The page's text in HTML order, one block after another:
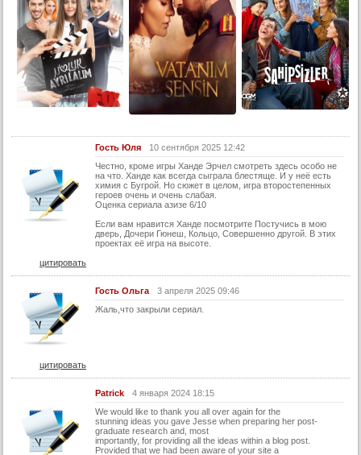
Гость Юля
10 сентября 2025 12:42
Честно, кроме игры Ханде Эрчел смотреть здесь особо не
на что. Ханде как всегда сыграла блестяще. И у неё есть
химия с Бугрой. Но сюжет в целом, игра второстепенных
героев очень и очень слабая.
Оценка сериала азизе 6/10
Если вам нравится Ханде посмотрите Постучись в мою
дверь, Дочери Гюнеш, Кольцо, Совершенно другой. В этих
проектах её игра на высоте.
цитировать
Гость Ольга
3 апреля 2025 09:46
Жаль,что закрыли сериал.
цитировать
Patrick
4 января 2024 18:15
We would like to thank you all over again for the
stunning ideas you gave Jesse when preparing her post-
graduate research and, most
importantly, for providing all the ideas within a blog post.
Provided that we had been aware of your site a